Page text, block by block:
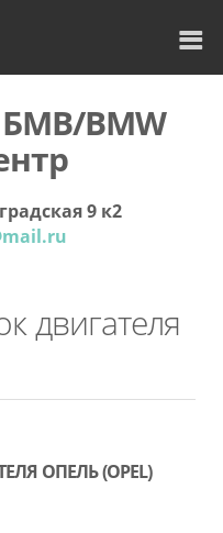
BMW
9 к2
двигателя
ОПЕЛЬ (OPEL)